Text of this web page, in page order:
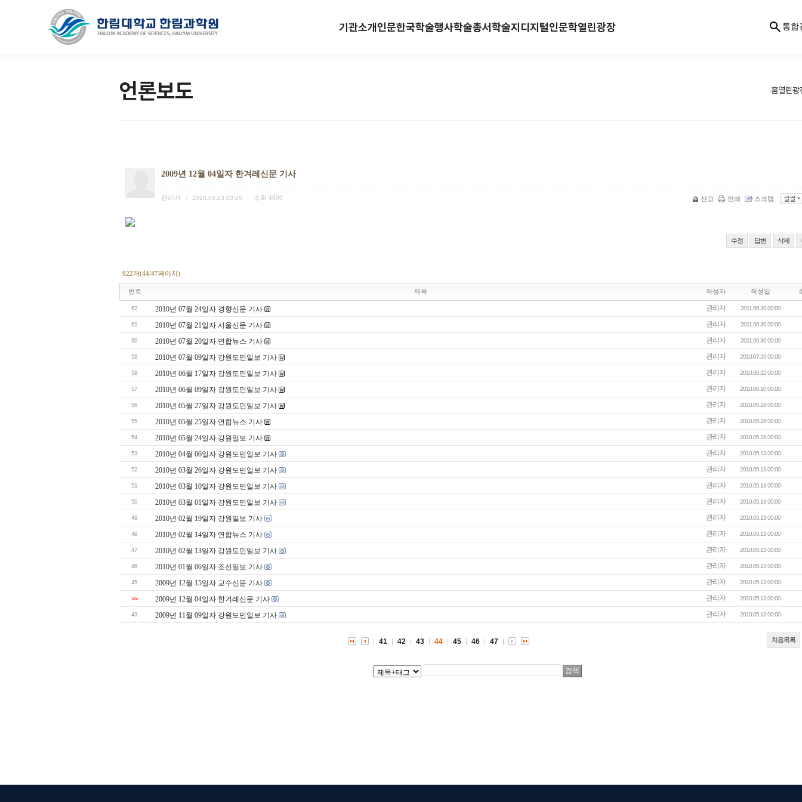
기관소개인문한국학술행사학술총서학술지디지털인문학열린광장 통합
언론보도 홈열린광
2009년 12월 04일자 한겨레신문 기사
관리자 2010.05.13 00:00 조회 4600 신고 인쇄 스크랩
수정 답변 삭제
922개(44/47페이지)
번호 제목 작성자 작성일
62 2010년 07월 24일자 경향신문 기사 관리자 2011.06.30 00:00
61 2010년 07월 21일자 서울신문 기사 관리자 2011.06.30 00:00
60 2010년 07월 20일자 연합뉴스 기사 관리자 2011.06.30 00:00
59 2010년 07월 09일자 강원도민일보 기사 관리자 2010.07.26 00:00
58 2010년 06월 17일자 강원도민일보 기사 관리자 2010.06.22 00:00
57 2010년 06월 09일자 강원도민일보 기사 관리자 2010.06.10 00:00
56 2010년 05월 27일자 강원도민일보 기사 관리자 2010.05.28 00:00
55 2010년 05월 25일자 연합뉴스 기사 관리자 2010.05.28 00:00
54 2010년 05월 24일자 강원일보 기사 관리자 2010.05.28 00:00
53 2010년 04월 06일자 강원도민일보 기사 관리자 2010.05.13 00:00
52 2010년 03월 26일자 강원도민일보 기사 관리자 2010.05.13 00:00
51 2010년 03월 10일자 강원도민일보 기사 관리자 2010.05.13 00:00
50 2010년 03월 01일자 강원도민일보 기사 관리자 2010.05.13 00:00
49 2010년 02월 19일자 강원일보 기사 관리자 2010.05.13 00:00
48 2010년 02월 14일자 연합뉴스 기사 관리자 2010.05.13 00:00
47 2010년 02월 13일자 강원도민일보 기사 관리자 2010.05.13 00:00
46 2010년 01월 06일자 조선일보 기사 관리자 2010.05.13 00:00
45 2009년 12월 15일자 교수신문 기사 관리자 2010.05.13 00:00
>> 2009년 12월 04일자 한겨레신문 기사 관리자 2010.05.13 00:00
43 2009년 11월 09일자 강원도민일보 기사 관리자 2010.05.13 00:00
처음목록
41 42 43 44 45 46 47